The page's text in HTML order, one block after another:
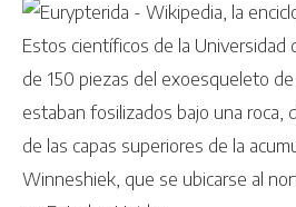
Estos científicos de la Universidad
de 150 piezas del exoesqueleto
estaban fosilizados bajo una roca,
de las capas superiores de la
Winneshiek, que se ubicarse al